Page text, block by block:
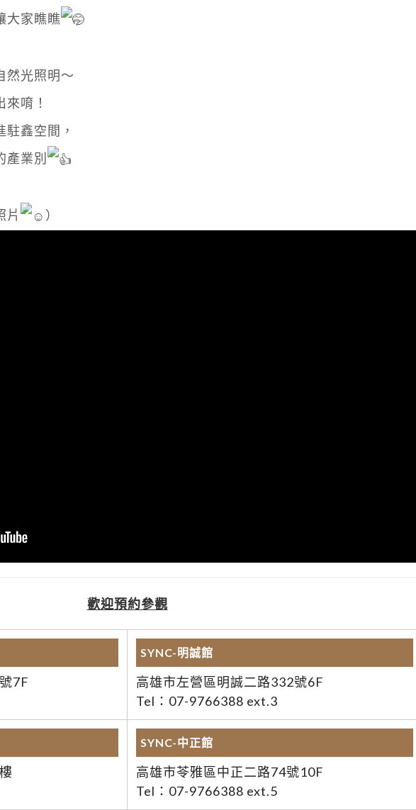
大家瞧瞧
然光照明～
唷！
鑫空間，
業別
片
）
歡迎預約參觀
7F
SYNC-明誠館
高雄市左營區明誠二路332號6F
Tel：07-9766388 ext.3
SYNC-中正館
高雄市苓雅區中正二路74號10F
Tel：07-9766388 ext.5